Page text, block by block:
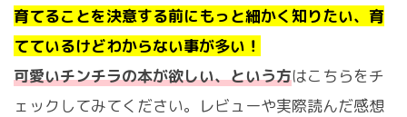
育てることを決意する前にもっと細かく知りたい、育
てているけどわからない事が多い！
可愛いチンチラの本が欲しい、という方はこちらをチ
ェックしてみてください。レビューや実際読んだ感想